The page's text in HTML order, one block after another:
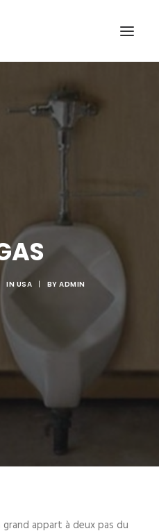
IN USA | BYADMIN
appart à deux pas du